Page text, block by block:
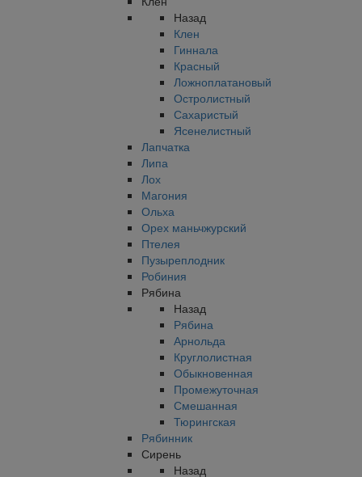
Назад
Клен
Гиннала
Красный
Ложноплатановый
Остролистный
Сахаристый
Ясенелистный
Лапчатка
Липа
Лох
Магония
Ольха
Орех маньчжурский
Птелея
Пузыреплодник
Робиния
Рябина
Назад
Рябина
Арнольда
Круглолистная
Обыкновенная
Промежуточная
Смешанная
Тюрингская
Рябинник
Сирень
Назад